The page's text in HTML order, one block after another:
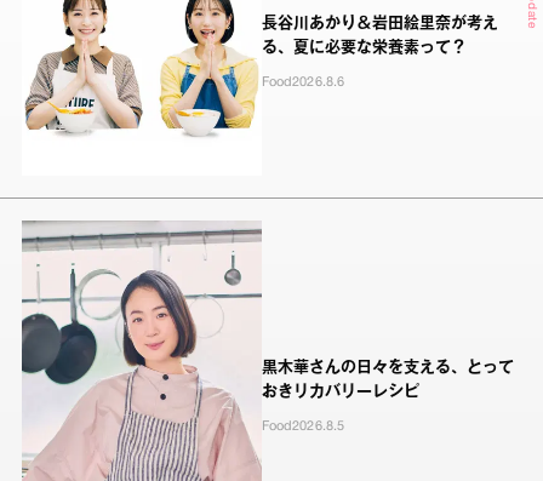
長谷川あかり＆岩田絵里奈が考え
る、夏に必要な栄養素って？
Food2026.8.6
黒木華さんの日々を支える、とって
おきリカバリーレシピ
Food2026.8.5